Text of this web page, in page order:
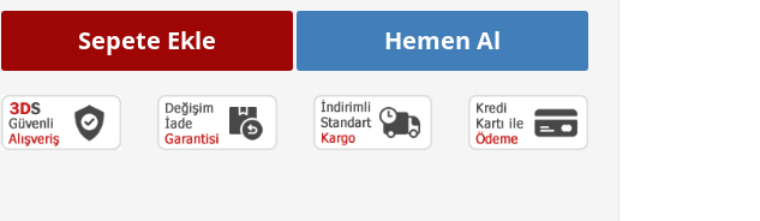
Sepete Ekle Hemen Al